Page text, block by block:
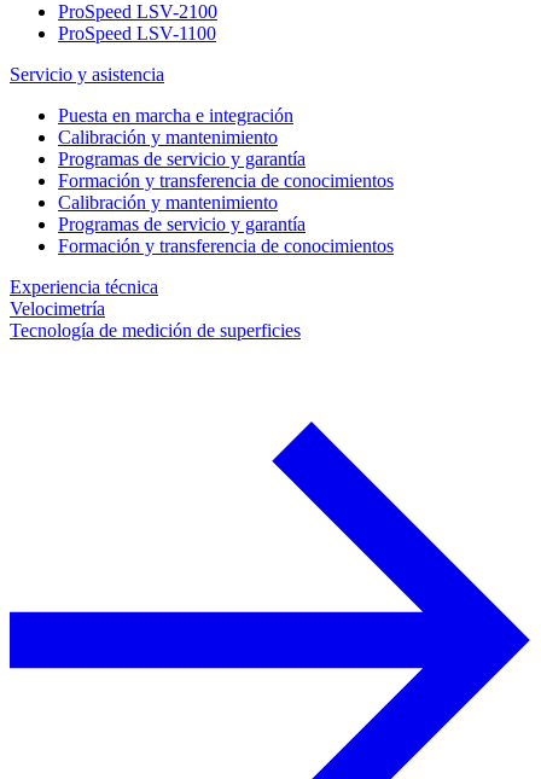
ProSpeed LSV-2100
ProSpeed LSV-1100
Servicio y asistencia
Puesta en marcha e integración
Calibración y mantenimiento
Programas de servicio y garantía
Formación y transferencia de conocimientos
Calibración y mantenimiento
Programas de servicio y garantía
Formación y transferencia de conocimientos
Experiencia técnica
Velocimetría
Tecnología de medición de superficies